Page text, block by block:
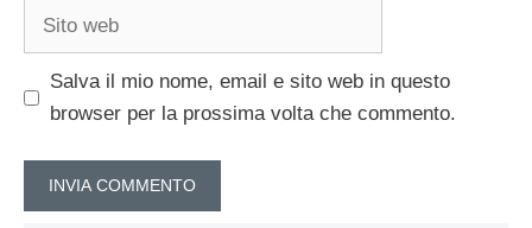
Sito
Salva il mio nome, email e sito web in questo
browser per la prossima volta che commento.